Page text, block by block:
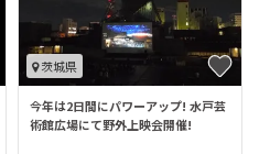
茨城県
今年は2日間にパワーアップ! 水戸芸
術館広場にて野外上映会開催!